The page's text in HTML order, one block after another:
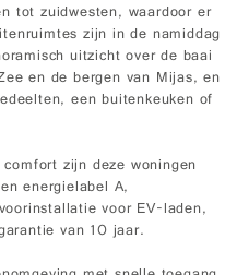
tot zuidwesten, waardoor er
zijn in de namiddag
uitzicht over de baai
en de bergen van Mijas, en
een buitenkeuken of
zijn deze woningen
energielabel A,
voor EV-laden,
van 10 jaar.